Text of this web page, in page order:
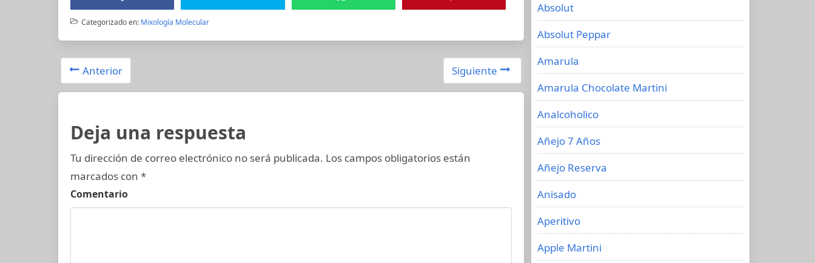
Categorizado en: Mixología Molecular
Anterior Siguiente
Deja una respuesta
Tu dirección de correo electrónico no será publicada. Los campos obligatorios están
marcados con *
Comentario
Absolut
Absolut Peppar
Amarula
Amarula Chocolate Martini
Analcoholico
Añejo 7 Años
Añejo Reserva
Anisado
Aperitivo
Apple Martini